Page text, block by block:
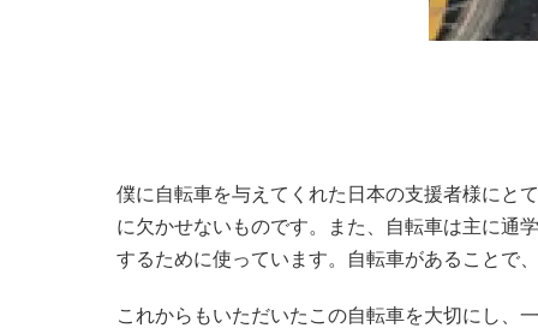
僕に自転車を与えてくれた日本の支援者様にと
に欠かせないものです。また、自転車は主に通
するために使っています。自転車があることで
これからもいただいたこの自転車を大切にし、